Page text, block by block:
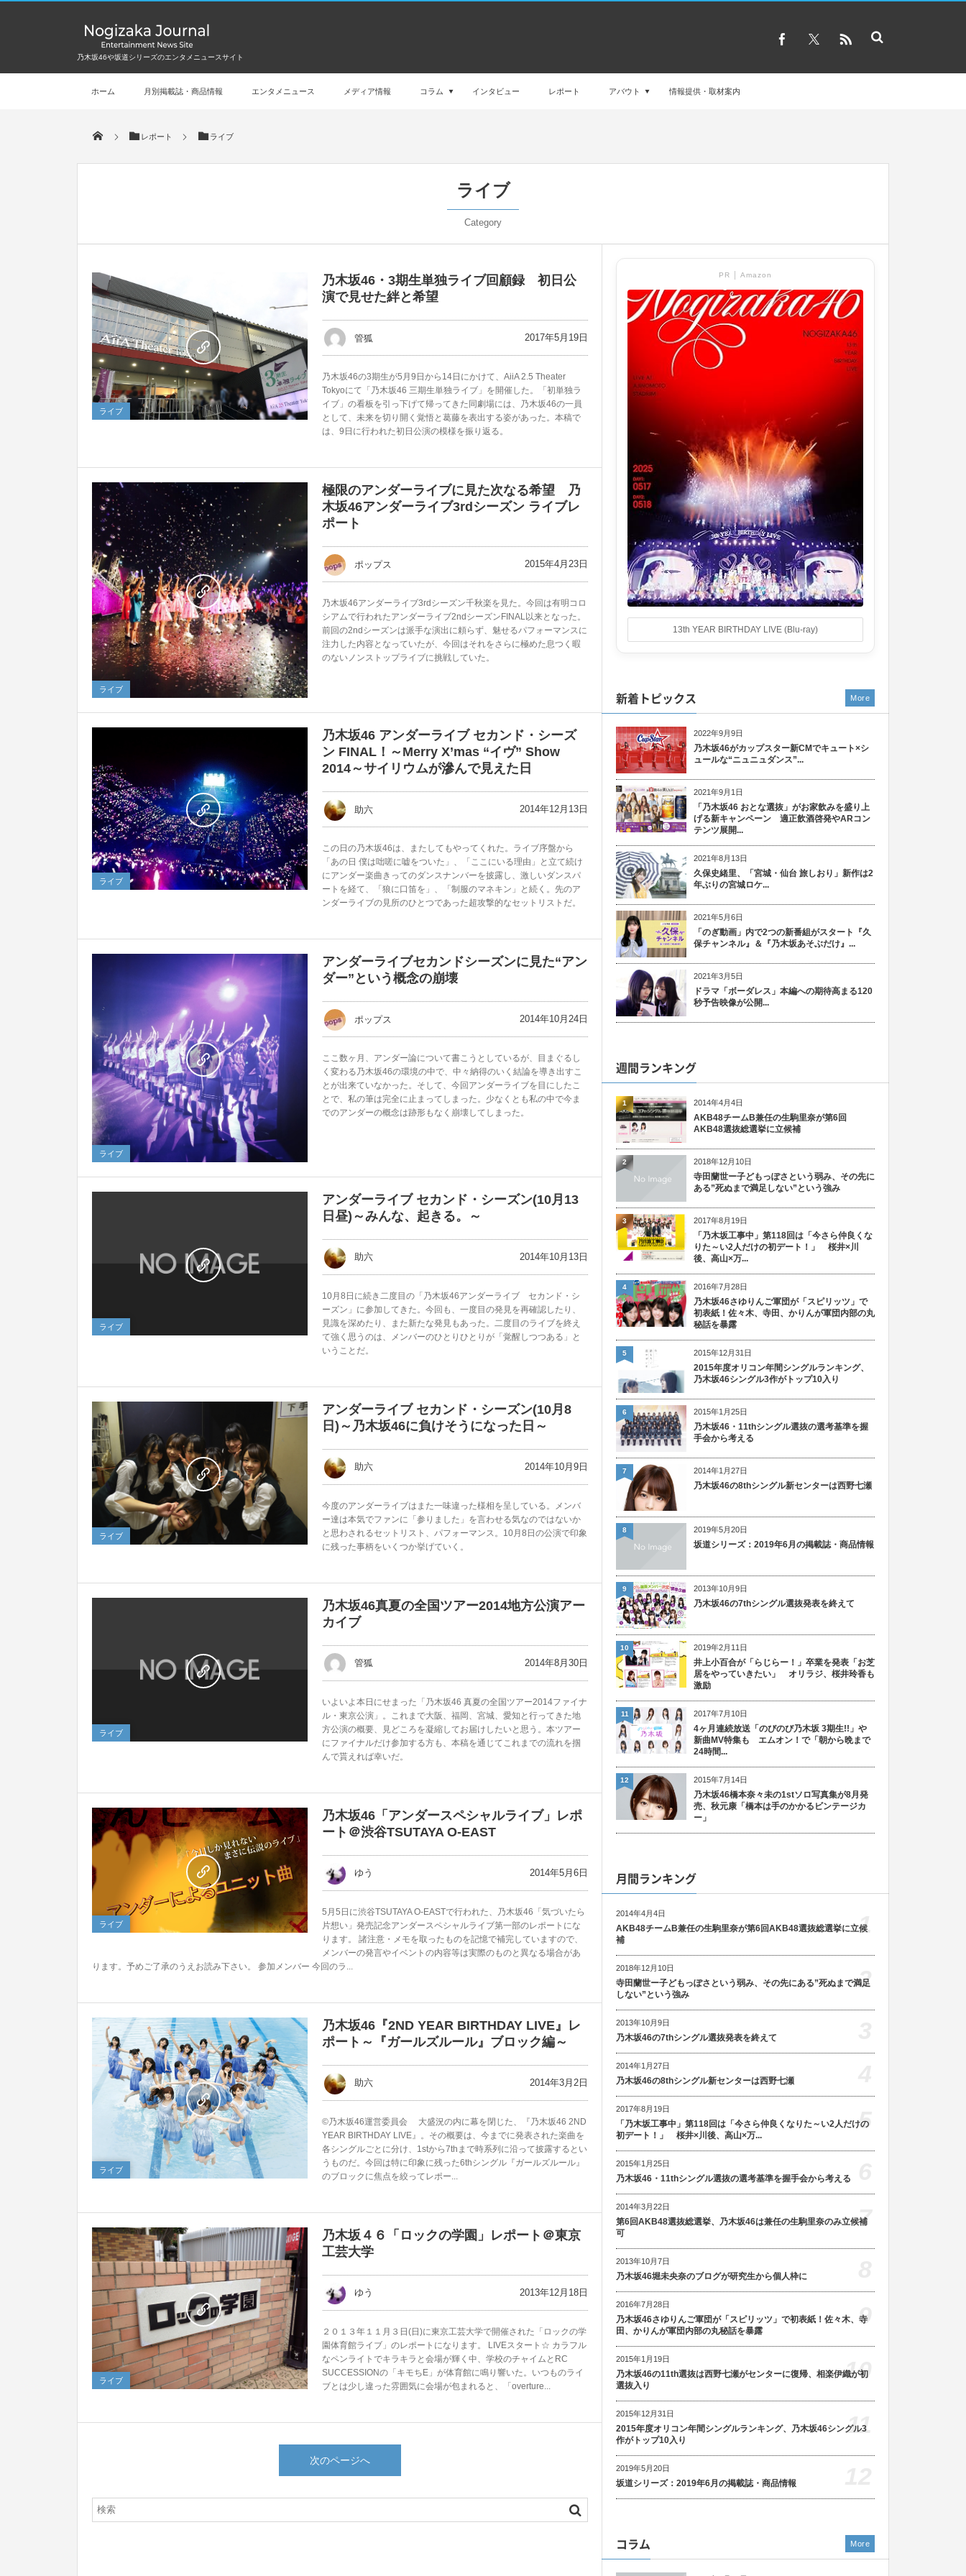
乃木坂46や坂道シリーズのエンタメニュースサイト
ホーム 月別掲載誌・商品情報 エンタメニュース メディア情報 コラム インタビュー レポート アバウト 情報提供・取材案内
レポート ライブ
ライブ
Category
ライブ
2
乃木坂46・3期生単独ライブ回顧録 初日公
演で見せた絆と希望
管狐 2017年5月19日
乃木坂46の3期生が5月9日から14日にかけて、AiiA 2.5 Theater
Tokyoにて「乃木坂46 三期生単独ライブ」を開催した。「初単独ラ
イブ」の看板を引っ下げて帰ってきた同劇場には、乃木坂46の一員
として、未来を切り開く覚悟と葛藤を表出する姿があった。本稿で
は、9日に行われた初日公演の模様を振り返る。
ライブ
3
極限のアンダーライブに見た次なる希望 乃
木坂46アンダーライブ3rdシーズン ライブレ
ポート
ポップス 2015年4月23日
乃木坂46アンダーライブ3rdシーズン千秋楽を見た。今回は有明コロ
シアムで行われたアンダーライブ2ndシーズンFINAL以来となった。
前回の2ndシーズンは派手な演出に頼らず、魅せるパフォーマンスに
注力した内容となっていたが、今回はそれをさらに極めた息つく暇
のないノンストップライブに挑戦していた。
ライブ
19
乃木坂46 アンダーライブ セカンド・シーズ
ン FINAL！～Merry X’mas “イヴ” Show
2014～サイリウムが滲んで見えた日
助六 2014年12月13日
この日の乃木坂46は、またしてもやってくれた。ライブ序盤から
「あの日 僕は咄嗟に嘘をついた」、「ここにいる理由」と立て続け
にアンダー楽曲きってのダンスナンバーを披露し、激しいダンスパ
ートを経て、「狼に口笛を」、「制服のマネキン」と続く。先のア
ンダーライブの見所のひとつであった超攻撃的なセットリストだ。
ライブ
18
アンダーライブセカンドシーズンに見た“アン
ダー”という概念の崩壊
ポップス 2014年10月24日
ここ数ヶ月、アンダー論について書こうとしているが、目まぐるし
く変わる乃木坂46の環境の中で、中々納得のいく結論を導き出すこ
とが出来ていなかった。そして、今回アンダーライブを目にしたこ
とで、私の筆は完全に止まってしまった。少なくとも私の中で今ま
でのアンダーの概念は跡形もなく崩壊してしまった。
ライブ
アンダーライブ セカンド・シーズン(10月13
日昼)～みんな、起きる。～
助六 2014年10月13日
10月8日に続き二度目の「乃木坂46アンダーライブ セカンド・シ
ーズン」に参加してきた。今回も、一度目の発見を再確認したり、
見識を深めたり、また新たな発見もあった。二度目のライブを終え
て強く思うのは、メンバーのひとりひとりが「覚醒しつつある」と
いうことだ。
ライブ
9
アンダーライブ セカンド・シーズン(10月8
日)～乃木坂46に負けそうになった日～
助六 2014年10月9日
今度のアンダーライブはまた一味違った様相を呈している。メンバ
ー達は本気でファンに「参りました」を言わせる気なのではないか
と思わされるセットリスト、パフォーマンス。10月8日の公演で印象
に残った事柄をいくつか挙げていく。
ライブ
乃木坂46真夏の全国ツアー2014地方公演アー
カイブ
管狐 2014年8月30日
いよいよ本日にせまった「乃木坂46 真夏の全国ツアー2014ファイナ
ル・東京公演」。これまで大阪、福岡、宮城、愛知と行ってきた地
方公演の概要、見どころを凝縮してお届けしたいと思う。本ツアー
にファイナルだけ参加する方も、本稿を通じてこれまでの流れを掴
んで貰えれば幸いだ。
ライブ
1
乃木坂46「アンダースペシャルライブ」レポ
ート＠渋谷TSUTAYA O-EAST
ゆう 2014年5月6日
5月5日に渋谷TSUTAYA O-EASTで行われた、乃木坂46「気づいたら
片想い」発売記念アンダースペシャルライブ第一部のレポートにな
ります。 諸注意・メモを取ったものを記憶で補完していますので、
メンバーの発言やイベントの内容等は実際のものと異なる場合があ
ります。予めご了承のうえお読み下さい。 参加メンバー 今回のラ...
ライブ
6
乃木坂46『2ND YEAR BIRTHDAY LIVE』レ
ポート～『ガールズルール』ブロック編～
助六 2014年3月2日
©乃木坂46運営委員会 大盛況の内に幕を閉じた、『乃木坂46 2ND
YEAR BIRTHDAY LIVE』。その概要は、今までに発表された楽曲を
各シングルごとに分け、1stから7thまで時系列に沿って披露するとい
うものだ。今回は特に印象に残った6thシングル『ガールズルール』
のブロックに焦点を絞ってレポー...
ライブ
3
乃木坂４６「ロックの学園」レポート＠東京
工芸大学
ゆう 2013年12月18日
２０１３年１１月３日(日)に東京工芸大学で開催された「ロックの学
園体育館ライブ」のレポートになります。 LIVEスタート☆ カラフル
なペンライトでキラキラと会場が輝く中、学校のチャイムとRC
SUCCESSIONの「キモちE」が体育館に鳴り響いた。いつものライ
ブとは少し違った雰囲気に会場が包まれると、「overture...
次のページへ
PR │ Amazon
13th YEAR BIRTHDAY LIVE (Blu-ray)
新着トピックス
2022年9月9日
乃木坂46がカップスター新CMでキュート×シ
ュールな“ニュニュダンス”...
2021年9月1日
「乃木坂46 おとな選抜」がお家飲みを盛り上
げる新キャンペーン 適正飲酒啓発やARコン
テンツ展開...
2021年8月13日
久保史緒里、「宮城・仙台 旅しおり」新作は2
年ぶりの宮城ロケ...
2021年5月6日
「のぎ動画」内で2つの新番組がスタート『久
保チャンネル』＆『乃木坂あそぶだけ』...
2021年3月5日
ドラマ「ボーダレス」本編への期待高まる120
秒予告映像が公開...
More
週間ランキング
2014年4月4日
AKB48チームB兼任の生駒里奈が第6回
AKB48選抜総選挙に立候補
1
2018年12月10日
寺田蘭世ー子どもっぽさという弱み、その先に
ある”死ぬまで満足しない”という強み
2
2017年8月19日
「乃木坂工事中」第118回は「今さら仲良くな
りた～い2人だけの初デート！」 桜井×川
後、高山×万...
3
2016年7月28日
乃木坂46さゆりんご軍団が「スピリッツ」で
初表紙！佐々木、寺田、かりんが軍団内部の丸
秘話を暴露
4
2015年12月31日
2015年度オリコン年間シングルランキング、
乃木坂46シングル3作がトップ10入り
5
2015年1月25日
乃木坂46・11thシングル選抜の選考基準を握
手会から考える
6
2014年1月27日
乃木坂46の8thシングル新センターは西野七瀬
7
2019年5月20日
坂道シリーズ：2019年6月の掲載誌・商品情報
8
2013年10月9日
乃木坂46の7thシングル選抜発表を終えて
9
2019年2月11日
井上小百合が「らじらー！」卒業を発表「お芝
居をやっていきたい」 オリラジ、桜井玲香も
激励
10
2017年7月10日
4ヶ月連続放送「のびのび乃木坂 3期生!!」や
新曲MV特集も エムオン！で「朝から晩まで
24時間...
11
2015年7月14日
乃木坂46橋本奈々未の1stソロ写真集が8月発
売、秋元康「橋本は手のかかるビンテージカ
ー」
12
月間ランキング
2014年4月4日
AKB48チームB兼任の生駒里奈が第6回AKB48選抜総選挙に立候
補
1
2018年12月10日
寺田蘭世ー子どもっぽさという弱み、その先にある”死ぬまで満足
しない”という強み
2
2013年10月9日
乃木坂46の7thシングル選抜発表を終えて
2014年1月27日
乃木坂46の8thシングル新センターは西野七瀬
2017年8月19日
「乃木坂工事中」第118回は「今さら仲良くなりた～い2人だけの
初デート！」 桜井×川後、高山×万...
5
2015年1月25日
乃木坂46・11thシングル選抜の選考基準を握手会から考える
2014年3月22日
第6回AKB48選抜総選挙、乃木坂46は兼任の生駒里奈のみ立候補
可
7
2013年10月7日
乃木坂46堀未央奈のブログが研究生から個人枠に
2016年7月28日
乃木坂46さゆりんご軍団が「スピリッツ」で初表紙！佐々木、寺
田、かりんが軍団内部の丸秘話を暴露
9
2015年1月19日
乃木坂46の11th選抜は西野七瀬がセンターに復帰、相楽伊織が初
選抜入り
10
2015年12月31日
2015年度オリコン年間シングルランキング、乃木坂46シングル3
作がトップ10入り
11
2019年5月20日
坂道シリーズ：2019年6月の掲載誌・商品情報
コラム More